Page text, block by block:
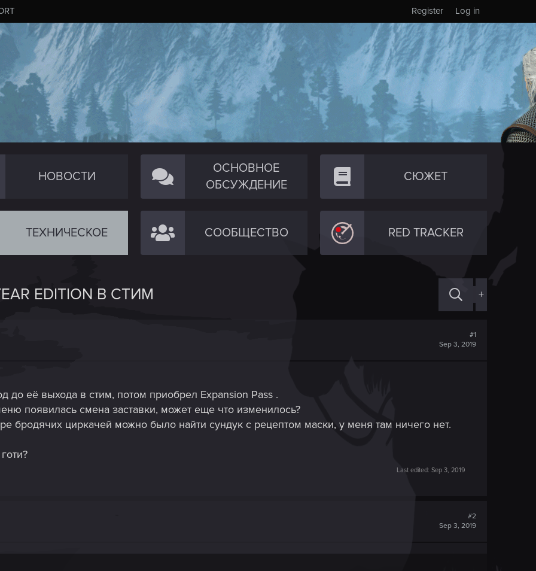
Log in
Register
НОВОСТИ
ОСНОВНОЕ
ОБСУЖДЕНИЕ
СЮЖЕТ
ТЕХНИЧЕСКОЕ СООБЩЕСТВО RED TRACKER
EDITION В СТИМ +
#1
Sep 3, 2019
до её выхода в стим, потом приобрел Expansion Pass .
появилась смена заставки, может еще что изменилось?
бродячих циркачей можно было найти сундук с рецептом маски, у меня там ничего нет.
Last edited: Sep 3, 2019
#2
Sep 3, 2019